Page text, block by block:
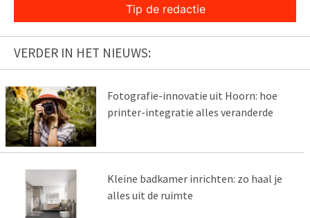
Tip de redactie
VERDER IN HET NIEUWS:
Fotografie-innovatie uit Hoorn: hoe
printer-integratie alles veranderde
Kleine badkamer inrichten: zo haal je
alles uit de ruimte